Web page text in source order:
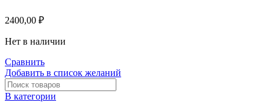
2400,00 ₽
Нет в наличии
Сравнить
Добавить в список желаний
В категории